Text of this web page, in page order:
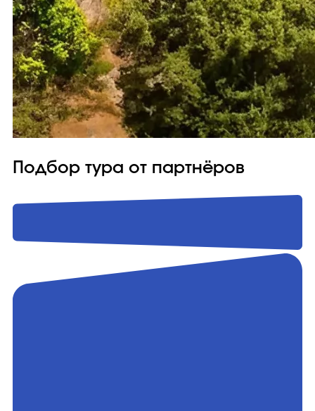
Подбор тура от партнёров